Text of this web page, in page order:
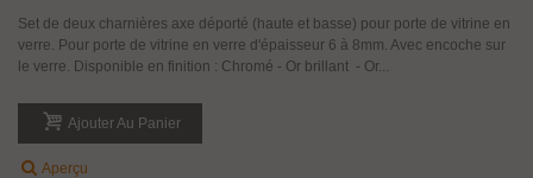
Set de deux charnières axe déporté (haute et basse) pour porte de vitrine en
verre. Pour porte de vitrine en verre d'épaisseur 6 à 8mm. Avec encoche sur
le verre. Disponible en finition : Chromé - Or brillant - Or...
Ajouter Au Panier
Aperçu